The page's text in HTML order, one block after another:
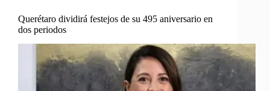
Querétaro dividirá festejos de su 495 aniversario en
dos periodos